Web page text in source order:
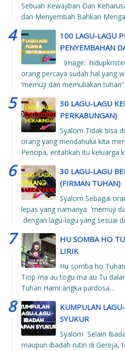
Sebuah Kewajiban Dan
dan Menyembah Bahkan
100 LAGU-LAGU
PENYEMBAHAN
Image:
orang percaya sudah hal yang
‘memuji dan memuliakan
30 LAGU-LAGU
PERKABUNGAN)
Syalom Tidak bisa
orang yang mendahului kita
Pencipa, entahkah itu keluarga
30 LAGU-LAGU
(FIRMAN TUHAN)
Syalom Sebagai
lepas yang namanya ‘memuji
dengan lagu-lagu yang sesuai
HU SOMBA HO
LIRIK
Hu somba ho
Tiop ma au togu ma au Tu
Tuhan Hami angka pardosa...
KUMPULAN
SYUKUR
Syalom Selain
maupun ibadah rutin di Gereja,